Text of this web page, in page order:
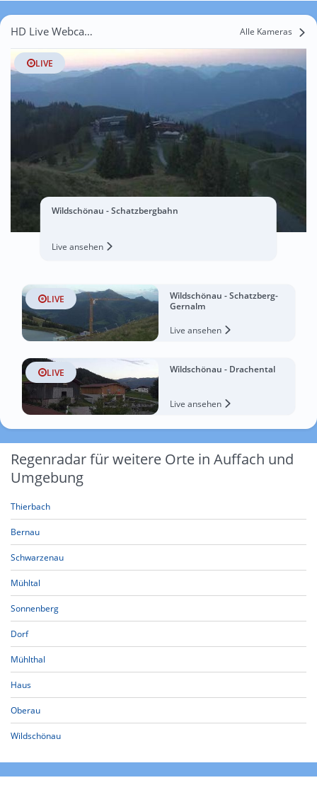
HD Live Webcams Auffach Alle Kameras
LIVE
Wildschönau - Schatzbergbahn
Live ansehen
LIVE
Wildschönau - Schatzberg-
Gernalm
Live ansehen
LIVE Wildschönau - Drachental
Live ansehen
Regenradar für weitere Orte in Auffach und
Umgebung
Thierbach
Bernau
Schwarzenau
Mühltal
Sonnenberg
Dorf
Mühlthal
Haus
Oberau
Wildschönau